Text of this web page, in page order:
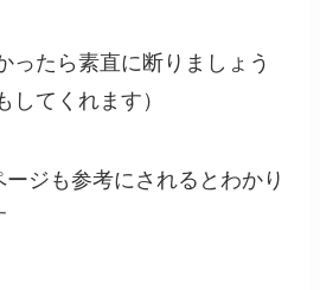
ったら素直に断りましょう
してくれます）
ジも参考にされるとわかり